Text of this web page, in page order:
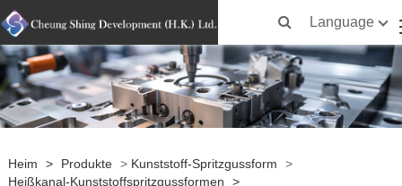
Language
Heim > Produkte > Kunststoff-Spritzgussform
>
Heißkanal-Kunststoffspritzgussformen
>